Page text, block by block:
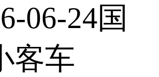
06-24国
客车